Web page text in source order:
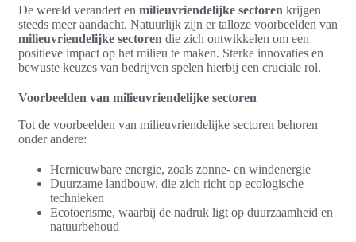
De wereld verandert en milieuvriendelijke sectoren krijgen
steeds meer aandacht. Natuurlijk zijn er talloze voorbeelden van
milieuvriendelijke sectoren die zich ontwikkelen om een
positieve impact op het milieu te maken. Sterke innovaties en
bewuste keuzes van bedrijven spelen hierbij een cruciale rol.
Voorbeelden van milieuvriendelijke sectoren
Tot de voorbeelden van milieuvriendelijke sectoren behoren
onder andere:
Hernieuwbare energie, zoals zonne- en windenergie
Duurzame landbouw, die zich richt op ecologische
technieken
Ecotoerisme, waarbij de nadruk ligt op duurzaamheid en
natuurbehoud